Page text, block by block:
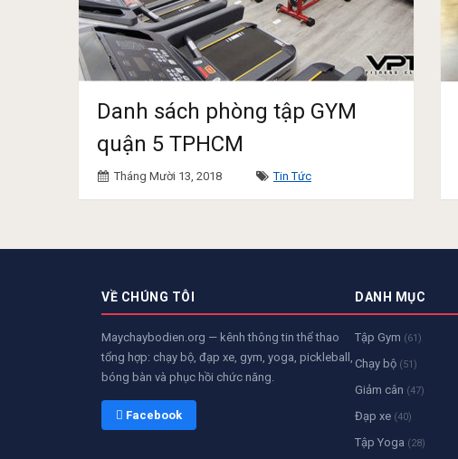
Danh sách phòng tập GYM
quận 5 TPHCM
Tháng Mười 13, 2018 Tin Tức
VỀ CHÚNG TÔI
Maychaybodien.org — kênh thông tin thể thao
tổng hợp: chạy bộ, đạp xe, gym, yoga, pickleball,
bóng bàn và phục hồi chức năng.
 Facebook
DANH MỤC
Tập Gym (61)
Chạy bộ (51)
Giảm cân (47)
Đạp xe (40)
Tập Yoga (28)